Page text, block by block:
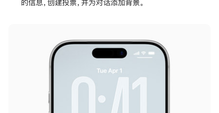
的信息，创建投票，并为对话添加背景。